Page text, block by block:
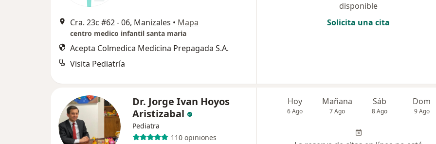
Cra. 23c #62 - 06, Manizales • Mapa
centro medico infantil santa maria
Acepta Colmedica Medicina Prepagada S.A.
Visita Pediatría
disponible
Solicita una cita
Dr. Jorge Ivan Hoyos
Aristizabal
Pediatra
110 opiniones
Hoy
6 Ago
Mañana
7 Ago
Sáb
8 Ago
Dom
9 Ago